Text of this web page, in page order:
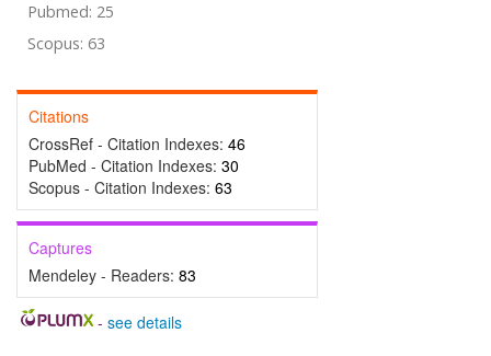
Pubmed: 25
Scopus: 63
Citations
CrossRef - Citation Indexes: 46
PubMed - Citation Indexes: 30
Scopus - Citation Indexes: 63
Captures
Mendeley - Readers: 83
- see details